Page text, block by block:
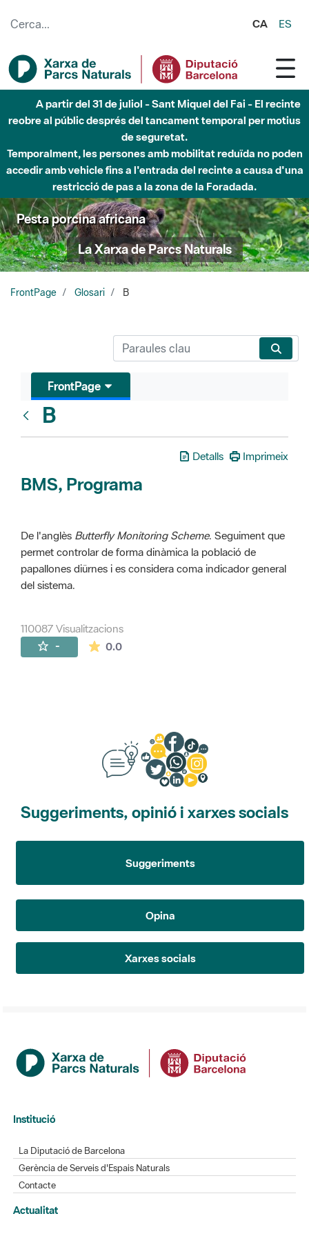
CA ES
A partir del 31 de juliol - Sant Miquel del Fai - El recinte
reobre al públic després del tancament temporal per motius
de seguretat.
Temporalment, les persones amb mobilitat reduïda no poden
accedir amb vehicle fins a l'entrada del recinte a causa d'una
restricció de pas a la zona de la Foradada.
Pesta porcina africana
La Xarxa de Parcs Naturals
FrontPage Glosari B
FrontPage
B
Detalls Imprimeix
BMS, Programa
De l'anglès Butterfly Monitoring Scheme. Seguiment que
permet controlar de forma dinàmica la població de
papallones diürnes i es considera coma indicador general
del sistema.
110087 Visualitzacions
- 0.0La mitjana de les valoracions és de 0
Suggeriments, opinió i xarxes socials
Suggeriments
Opina
Xarxes socials
Institució
La Diputació de Barcelona
Gerència de Serveis d'Espais Naturals
Contacte
Actualitat